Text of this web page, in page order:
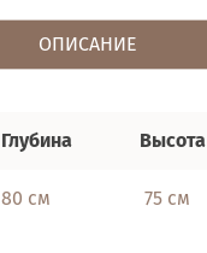
ОПИСАНИЕ
Глубина Высота
80 см 75 см